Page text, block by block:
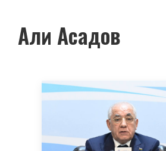
Али Асадов